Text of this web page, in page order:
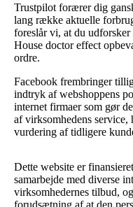
Trustpilot forærer dig
lang række aktuelle
foreslår vi, at du
House doctor effect
ordre.
Facebook frembringer
indtryk af webshoppens
internet firmaer som gør
af virksomhedens
vurdering af tidligere
Dette website er
samarbejde med diverse
virksomhedernes tilbud,
forudsætning af at den